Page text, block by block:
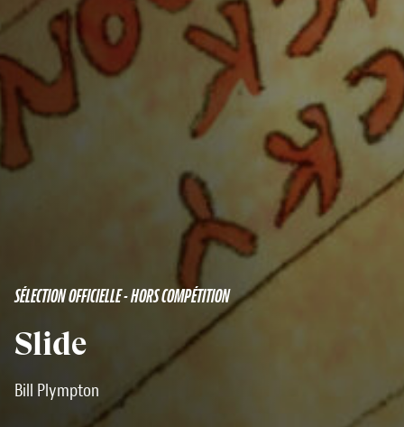
SÉLECTION OFFICIELLE - HORS COMPÉTITION
Slide
Bill Plympton